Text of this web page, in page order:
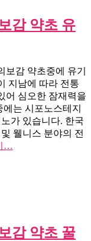
감 약초 유
감 약초중에 유기
지남에 따라 전통
어 심오한 잠재력을
는 시포노스테지
가 있습니다. 한국
웰니스 분야의 전
…
감 약초 꿀